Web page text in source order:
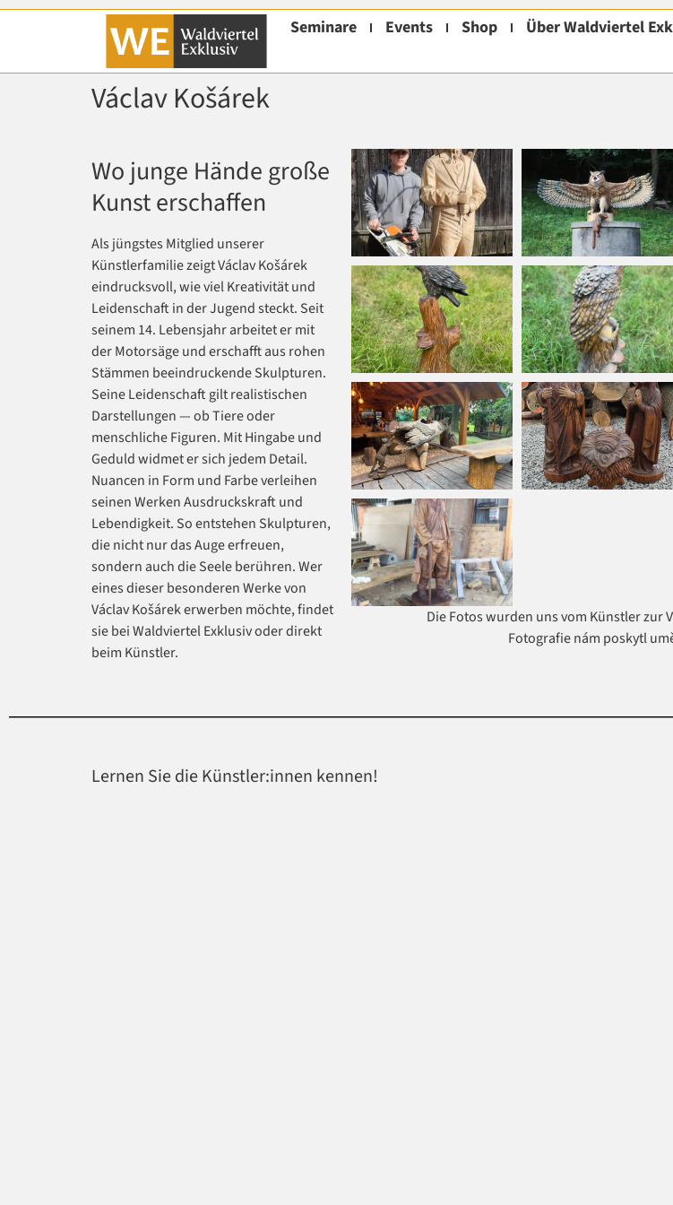
Seminare Events Shop Über Waldviertel
Václav Košárek
Wo junge Hände große
Kunst erschaffen
Als jüngstes Mitglied unserer
Künstlerfamilie zeigt Václav Košárek
eindrucksvoll, wie viel Kreativität und
Leidenschaft in der Jugend steckt. Seit
seinem 14. Lebensjahr arbeitet er mit
der Motorsäge und erschafft aus rohen
Stämmen beeindruckende Skulpturen.
Seine Leidenschaft gilt realistischen
Darstellungen — ob Tiere oder
menschliche Figuren. Mit Hingabe und
Geduld widmet er sich jedem Detail.
Nuancen in Form und Farbe verleihen
seinen Werken Ausdruckskraft und
Lebendigkeit. So entstehen Skulpturen,
die nicht nur das Auge erfreuen,
sondern auch die Seele berühren. Wer
eines dieser besonderen Werke von
Václav Košárek erwerben möchte, findet
sie bei Waldviertel Exklusiv oder direkt
beim Künstler.
Die Fotos wurden uns vom Künstler zur
Fotografie nám poskytl
Lernen Sie die Künstler:innen kennen!